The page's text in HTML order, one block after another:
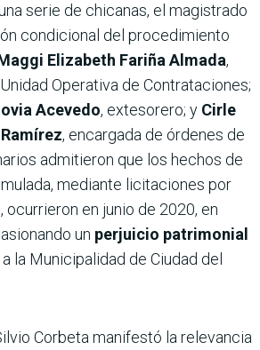
serie de chicanas, el magistrado
condicional del procedimiento
Elizabeth Fariña Almada,
Operativa de Contrataciones;
Acevedo, extesorero; y Cirle
, encargada de órdenes de
admitieron que los hechos de
mediante licitaciones por
ocurrieron en junio de 2020, en
un perjuicio patrimonial
a la Municipalidad de Ciudad del
Corbeta manifestó la relevancia